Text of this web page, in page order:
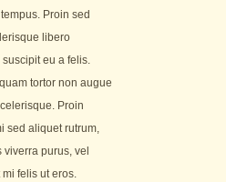
Proin sed
libero
eu a felis.
tortor non augue
Proin
sed aliquet rutrum,
viverra purus, vel
felis ut eros.